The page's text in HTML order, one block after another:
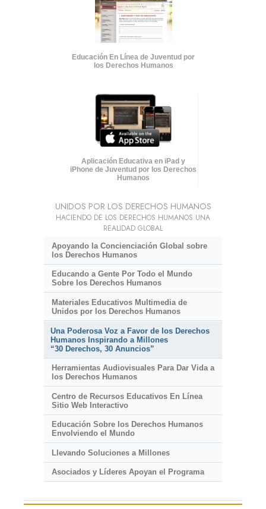
Educación En Línea de Juventud por
los Derechos Humanos
Aplicación Educativa en iPad y
iPhone de Juventud por los Derechos
Humanos
UNIDOS POR LOS DERECHOS HUMANOS
HACIENDO DE LOS DERECHOS HUMANOS UNA
REALIDAD GLOBAL
Apoyando la Concienciación Global sobre
los Derechos Humanos
Educando a Gente Por Todo el Mundo
Sobre los Derechos Humanos
Materiales Educativos Multimedia de
Unidos por los Derechos Humanos
Una Poderosa Voz a Favor de los Derechos
Humanos Inspirando a Millones
“30 Derechos, 30 Anuncios”
Herramientas Audiovisuales Para Dar Vida a
los Derechos Humanos
Centro de Recursos Educativos En Línea
Sitio Web Interactivo
Educación Sobre los Derechos Humanos
Envolviendo el Mundo
Llevando Soluciones a Millones
Asociados y Líderes Apoyan el Programa